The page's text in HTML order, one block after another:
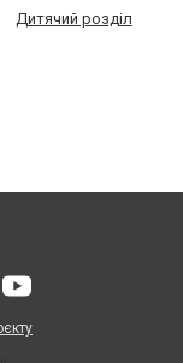
Дитячий розділ